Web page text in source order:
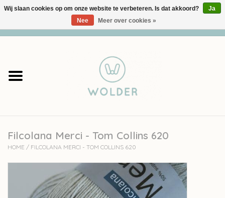
Garens
Accessoires
workshops
Cadeaubon
Filcolana Merci - Tom Collins 620
HOME / FILCOLANA MERCI - TOM COLLINS 620
Wij slaan cookies op om onze website te verbeteren. Is dat akkoord?
Ja
Nee
Meer over cookies »